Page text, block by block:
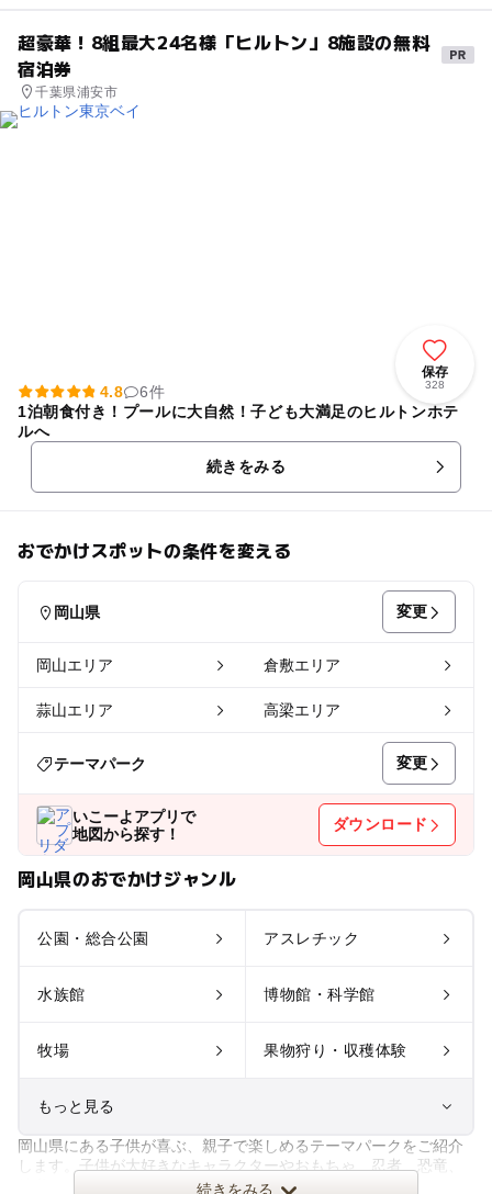
超豪華！8組最大24名様「ヒルトン」8施設の無料
宿泊券
千葉県浦安市
保存
328
4.8
6件
1泊朝食付き！プールに大自然！子ども大満足のヒルトンホテ
ルへ
続きをみる
おでかけスポットの条件を変える
岡山県 変更
岡山エリア 倉敷エリア
蒜山エリア 高梁エリア
テーマパーク 変更
いこーよアプリで
地図から探す！
ダウンロード
岡山県のおでかけジャンル
公園・総合公園 アスレチック
水族館 博物館・科学館
牧場 果物狩り・収穫体験
もっと見る
室内遊び場 遊園地
岡山県にある子供が喜ぶ、親子で楽しめるテーマパークをご紹介
します。子供が大好きなキャラクターやおもちゃ、忍者、恐竜、
鉄道など、いろいろなテーマで続きをみる